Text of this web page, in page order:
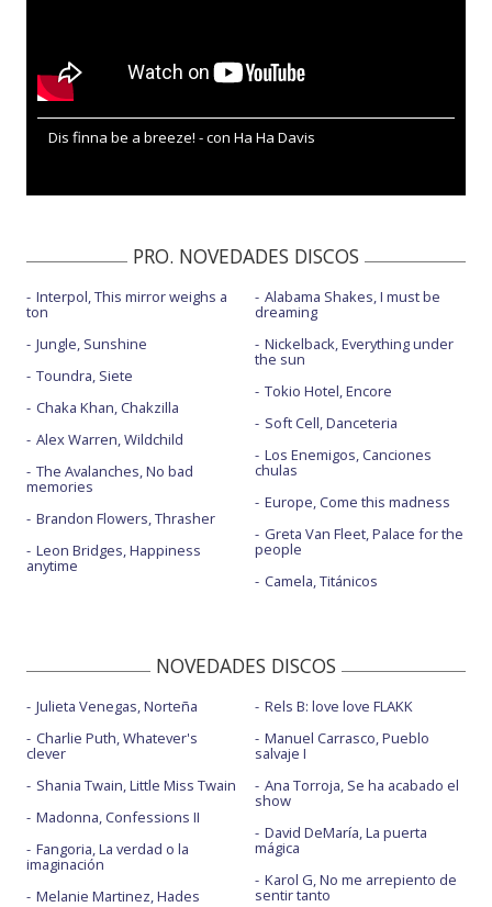
Dis finna be a breeze! - con Ha Ha Davis
PRO. NOVEDADES DISCOS
Interpol, This mirror weighs a
ton
Jungle, Sunshine
Toundra, Siete
Chaka Khan, Chakzilla
Alex Warren, Wildchild
The Avalanches, No bad
memories
Brandon Flowers, Thrasher
Leon Bridges, Happiness
anytime
Alabama Shakes, I must be
dreaming
Nickelback, Everything under
the sun
Tokio Hotel, Encore
Soft Cell, Danceteria
Los Enemigos, Canciones
chulas
Europe, Come this madness
Greta Van Fleet, Palace for the
people
Camela, Titánicos
NOVEDADES DISCOS
Julieta Venegas, Norteña
Charlie Puth, Whatever's
clever
Shania Twain, Little Miss Twain
Madonna, Confessions II
Fangoria, La verdad o la
imaginación
Melanie Martinez, Hades
Rels B: love love FLAKK
Manuel Carrasco, Pueblo
salvaje I
Ana Torroja, Se ha acabado el
show
David DeMaría, La puerta
mágica
Karol G, No me arrepiento de
sentir tanto